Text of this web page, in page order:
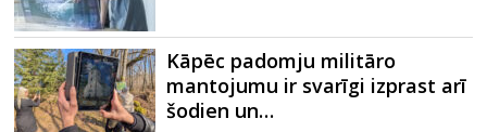
Kāpēc padomju militāro
mantojumu ir svarīgi izprast arī
šodien un…